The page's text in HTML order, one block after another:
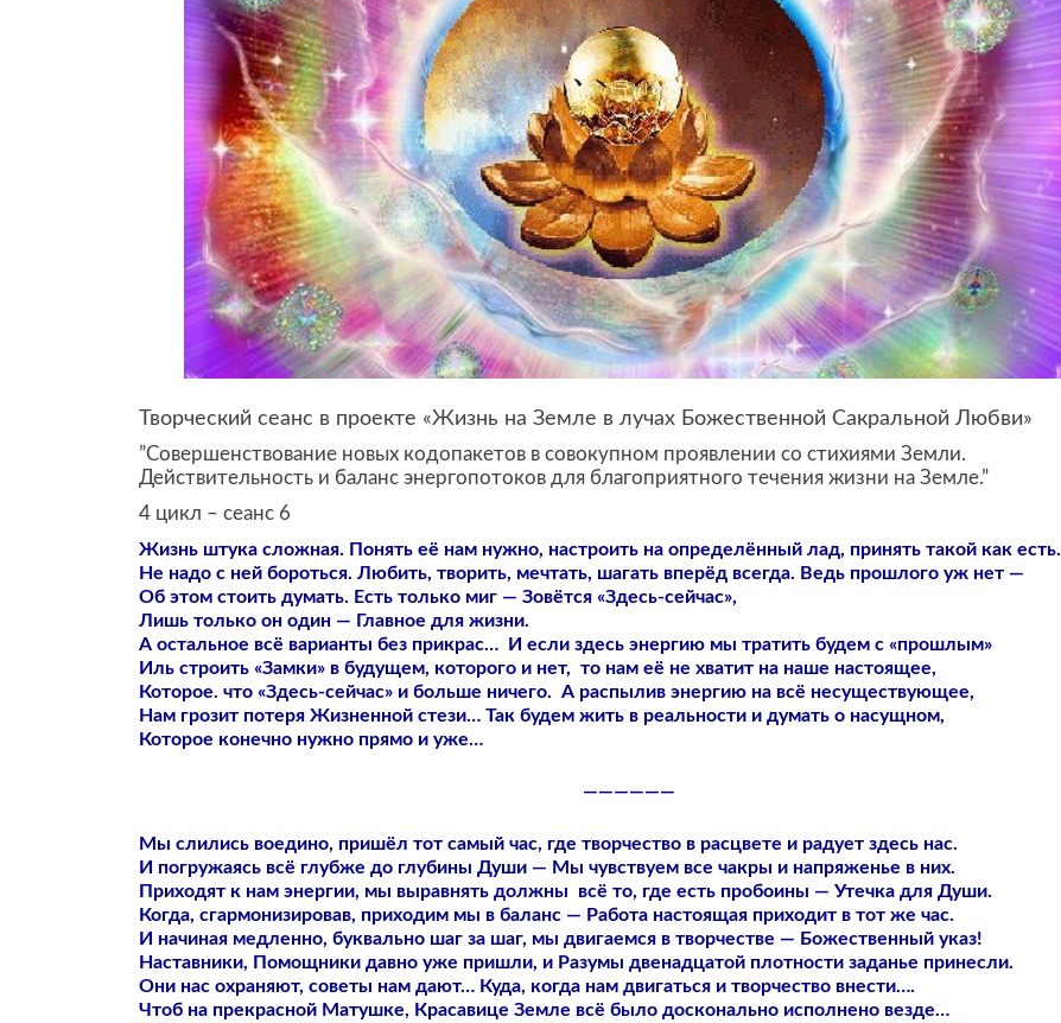
Творческий сеанс в проекте «Жизнь на Земле в лучах Божественной Сакральной Любви»
”Совершенствование новых кодопакетов в совокупном проявлении со стихиями Земли.
Действительность и баланс энергопотоков для благоприятного течения жизни на Земле.”
4 цикл – сеанс 6
Жизнь штука сложная. Понять её нам нужно, настроить на определённый лад, принять такой как есть.
Не надо с ней бороться. Любить, творить, мечтать, шагать вперёд всегда. Ведь прошлого уж нет —
Об этом стоить думать. Есть только миг — Зовётся «Здесь-сейчас»,
Лишь только он один — Главное для жизни.
А остальное всё варианты без прикрас… И если здесь энергию мы тратить будем с «прошлым»
Иль строить «Замки» в будущем, которого и нет, то нам её не хватит на наше настоящее,
Которое. что «Здесь-сейчас» и больше ничего. А распылив энергию на всё несуществующее,
Нам грозит потеря Жизненной стези… Так будем жить в реальности и думать о насущном,
Которое конечно нужно прямо и уже…
——————
Мы слились воедино, пришёл тот самый час, где творчество в расцвете и радует здесь нас.
И погружаясь всё глубже до глубины Души — Мы чувствуем все чакры и напряженье в них.
Приходят к нам энергии, мы выравнять должны всё то, где есть пробоины — Утечка для Души.
Когда, сгармонизировав, приходим мы в баланс — Работа настоящая приходит в тот же час.
И начиная медленно, буквально шаг за шаг, мы двигаемся в творчестве — Божественный указ!
Наставники, Помощники давно уже пришли, и Разумы двенадцатой плотности заданье принесли.
Они нас охраняют, советы нам дают… Куда, когда нам двигаться и творчество внести….
Чтоб на прекрасной Матушке, Красавице Земле всё было досконально исполнено везде…